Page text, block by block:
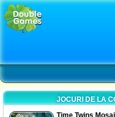
JOCURI DE LA
Time Twins